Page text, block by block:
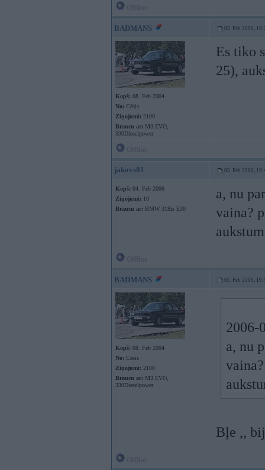
BADMANS 05. Feb 2006,
Kopš: 08. Feb 2004
No: Cēsis
Ziņojumi: 2100
Braucu ar: M3 EVO,
330Dieselpower
Es tiko
25),
jakovs81 05. Feb 2006,
Kopš: 04. Feb 2006
Ziņojumi: 10
Braucu ar: BMW 318is E30
a, nu
vaina?
BADMANS 05. Feb 2006,
Kopš: 08. Feb 2004
No: Cēsis
Ziņojumi: 2100
Braucu ar: M3 EVO,
330Dieselpower
2006-
a, nu
Bļe ,,